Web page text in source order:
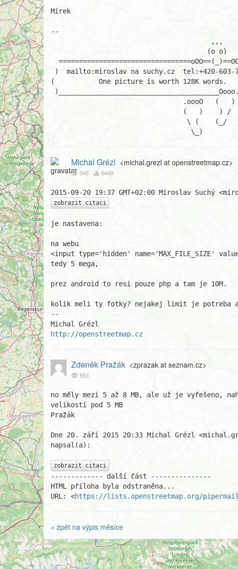
Mirek
--
(           One picture is worth 128K words.
                                   \_)
Michal Grézl <michal.grezl at openstreetmap.cz>
346 8449
zobrazit citaci
je nastavena:
na webu
<input type='hidden' name='MAX_FILE_SIZE'
tedy 5 mega,
prez android to resi pouze php a tam je 10M.
kolik meli ty fotky? nejakej limit je potreba
--
http://openstreetmap.cz
Zdeněk Pražák <zprazak at seznam.cz>
853
no měly mezi 5 až 8 MB, ale už je vyřešeno,
velikostí pod 5 MB
Pražák
Dne 20. září 2015 20:33 Michal Grézl
napsal(a):
zobrazit citaci
------------- další část ---------------
HTML příloha byla odstraněna...
URL: <https://lists.openstreetmap.org/pipermail/
« zpět na výpis měsíce